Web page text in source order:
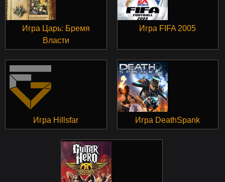
Игра Царь: Бремя
Власти
Игра FIFA 2005
Игра Hillsfar Игра DeathSpank